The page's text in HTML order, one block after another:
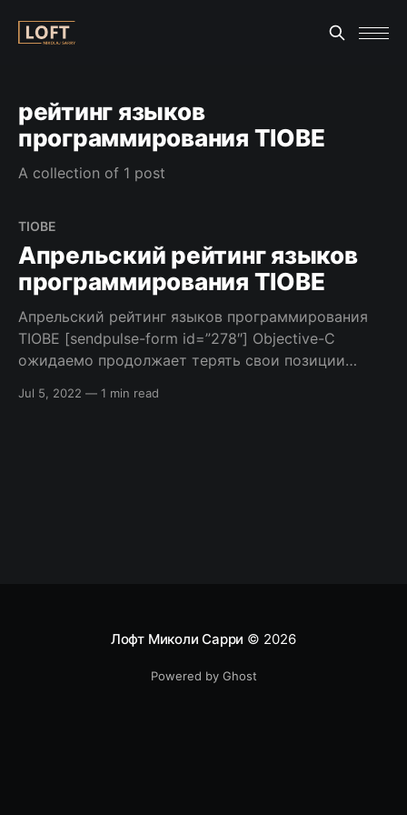
рейтинг языков
программирования TIOBE
A collection of 1 post
TIOBE
Апрельский рейтинг языков
программирования TIOBE
Апрельский рейтинг языков программирования
TIOBE [sendpulse-form id=”278″] Objective-C
ожидаемо продолжает терять свои позиции
теряет позиции. Как и было упомянуто в
Jul 5, 2022 — 1 min read
Лофт Миколи Сарри © 2026
Powered by Ghost